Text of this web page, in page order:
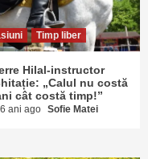
Timp liber
Hilal-instructor
„Calul nu costă
cât costă timp!”
6 ani ago Sofie Matei